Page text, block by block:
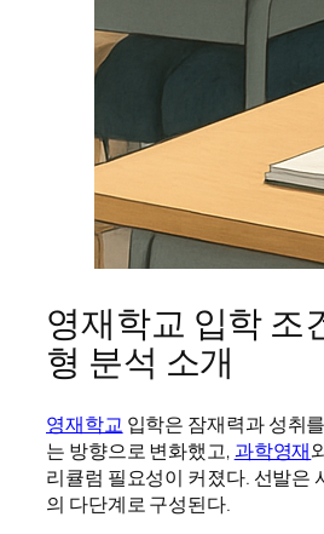
영재학교 입학 조
형 분석 소개
영재학교 입학은 잠재력과 성취
는 방향으로 변화했고,과학영재
리큘럼 필요성이 커졌다. 선발은
의 다단계로 구성된다.